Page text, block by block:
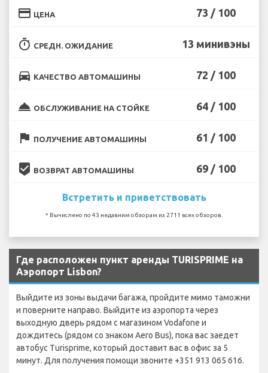
credit_card ЦЕНА 73 / 100
timer СРЕДН. ОЖИДАНИЕ 13 минивэны
directions_car КАЧЕСТВО АВТОМАШИНЫ 72 / 100
room_service ОБСЛУЖИВАНИЕ НА СТОЙКЕ 64 / 100
flag ПОЛУЧЕНИЕ АВТОМАШИНЫ 61 / 100
beenhere ВОЗВРАТ АВТОМАШИНЫ 69 / 100
Встретить и приветствовать
* Вычислено по 43 недавним обзорам из 2711 всех обзоров.
Где расположен пункт аренды TURISPRIME на
Аэропорт Lisbon?
Выйдите из зоны выдачи багажа, пройдите мимо таможни
и поверните направо. Выйдите из аэропорта через
выходную дверь рядом с магазином Vodafone и
дождитесь (рядом со знаком Aero Bus), пока вас заедет
автобус Turisprime, который доставит вас в офис за 5
минут. Для получения помощи звоните +351 913 065 616.